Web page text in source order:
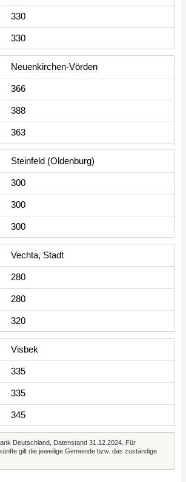
330
330
Neuenkirchen-Vörden
366
388
363
Steinfeld (Oldenburg)
300
300
300
Vechta, Stadt
280
280
320
Visbek
335
335
345
Deutschland, Datenstand 31.12.2024. Für
gilt die jeweilige Gemeinde bzw. das zuständige